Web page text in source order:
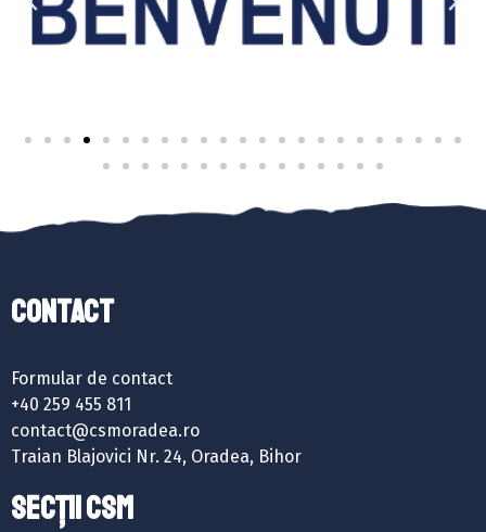
Contact
Formular de contact
+40 259 455 811
contact@csmoradea.ro
Traian Blajovici Nr. 24, Oradea, Bihor
SECȚII CSM